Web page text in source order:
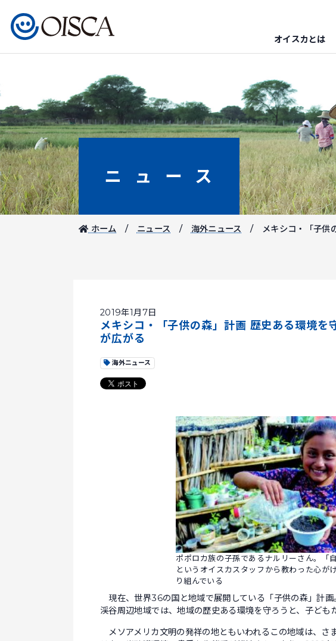
オイスカとは
ニュース
ホーム ニュース 海外ニュース メキシコ・「子供
2019年1月7日
メキシコ・「子供の森」計画 歴史ある環境を
が広がる
海外ニュース
ポポロカ族の子孫であるナルリーさん。「
というオイスカスタッフから教わった心が
り組んでいる
現在、世界36の国と地域で展開している「子供の森」計
渓谷周辺地域では、地域の歴史ある環境を守ろうと、子ども
メソアメリカ文明の発祥の地ともいわれるこの地域は、さ